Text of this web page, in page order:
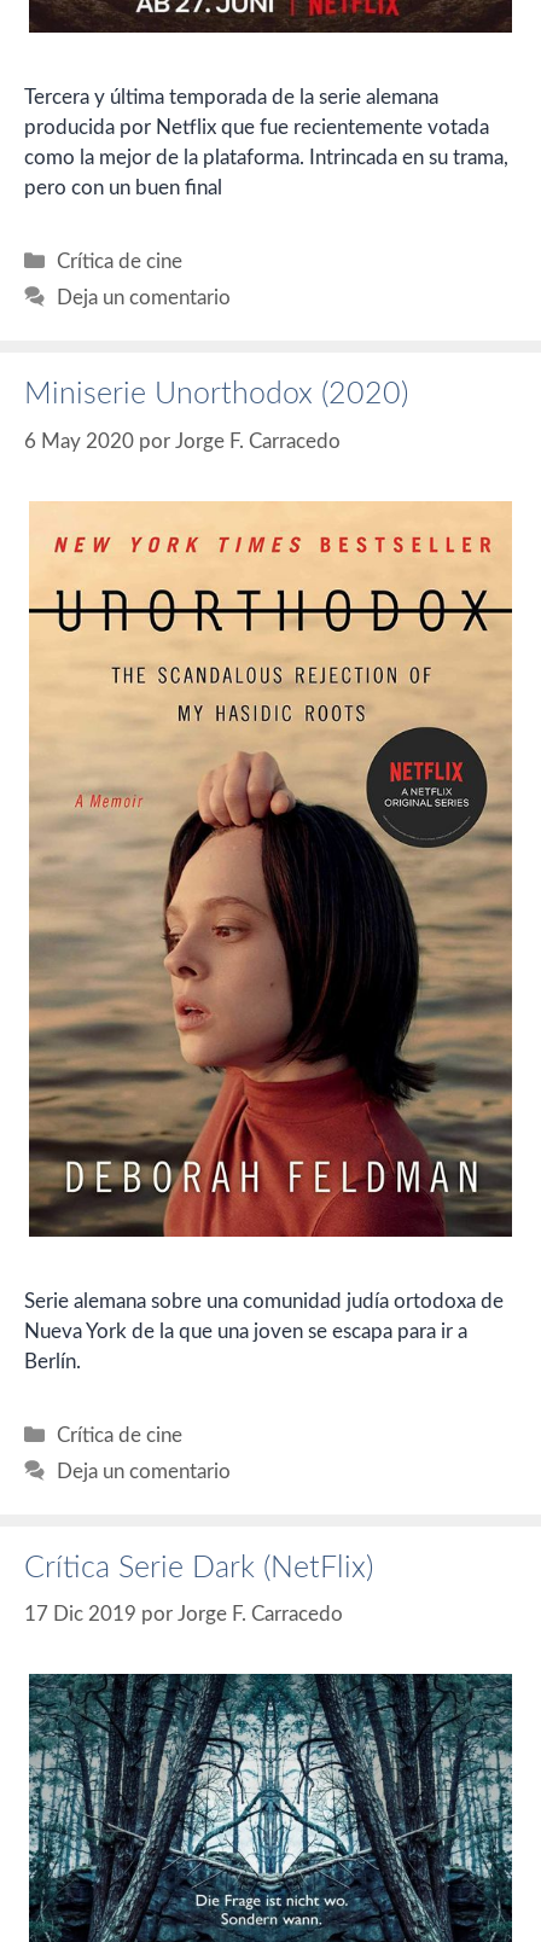
Tercera y última temporada de la serie alemana
producida por Netflix que fue recientemente votada
como la mejor de la plataforma. Intrincada en su trama,
pero con un buen final
Categorías
Crítica de cine
Deja un comentario
Miniserie Unorthodox (2020)
6 May 2020 por Jorge F. Carracedo
Serie alemana sobre una comunidad judía ortodoxa de
Nueva York de la que una joven se escapa para ir a
Berlín.
Categorías
Crítica de cine
Deja un comentario
Crítica Serie Dark (NetFlix)
17 Dic 2019 por Jorge F. Carracedo